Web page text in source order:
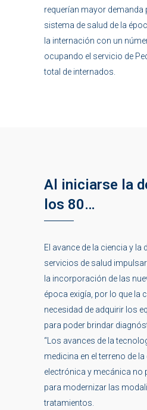
requerían mayor demanda
sistema de salud de la
la internación con un
ocupando el servicio de
total de internados.
Al iniciarse la
los 80…
El avance de la ciencia y la
servicios de salud
la incorporación de las
época exigía, por lo que la
necesidad de adquirir los
para poder brindar
“Los avances de la
medicina en el terreno de
electrónica y mecánica no
para modernizar las
tratamientos.